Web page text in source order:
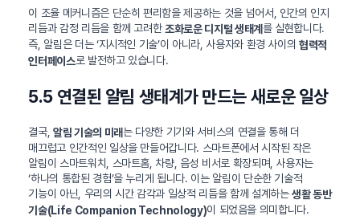
이 조율 메커니즘은 단순히 편리함을 제공하는 것을 넘어서, 인간의 인지
리듬과 감정 리듬을 함께 고려한조화로운 디지털 생태계를 실현합니다.
즉, 알림은 더는 ‘지시적인 기술’이 아니라, 사용자와 환경 사이의협력적
인터페이스로 발전하고 있습니다.
5.5 연결된 알림 생태계가 만드는 새로운 일상
결국, 알림 기술의 미래는 다양한 기기와 서비스의 연결을 통해 더
매끄럽고 인간적인 일상을 만들어갑니다. 스마트폰에서 시작된 작은
알림이 스마트워치, 스마트홈, 차량, 음성 비서로 확장되며, 사용자는
‘하나의 통합된 경험’을 누리게 됩니다. 이는 알림이 단순한 기술적
기능이 아닌, 우리의 시간 감각과 일상적 리듬을 함께 설계하는생활 동반
기술(Life Companion Technology)이 되었음을 의미합니다.